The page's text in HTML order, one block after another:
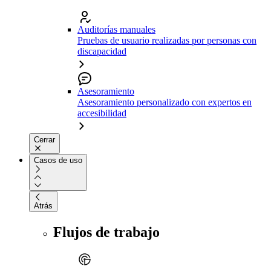
Auditorías manuales
Pruebas de usuario realizadas por personas con
discapacidad
Asesoramiento
Asesoramiento personalizado con expertos en
accesibilidad
Cerrar
Casos de uso
Atrás
Flujos de trabajo